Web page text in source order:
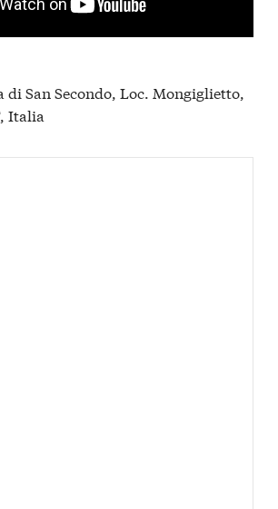
di San Secondo, Loc. Mongiglietto,
Italia